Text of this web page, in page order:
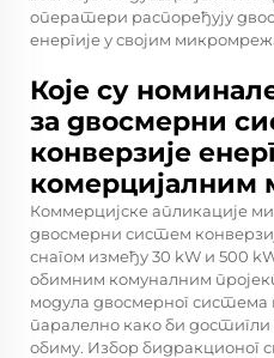
оператери распоређују
енергије у својим
Које су
за двосмерни
конверзије
Коммерцијске апликације
двосмерни систем
снагом између 30 kW и 500
обимним комуналним
модула двосмерног система
паралелно како би
обиму. Избор бидракционог